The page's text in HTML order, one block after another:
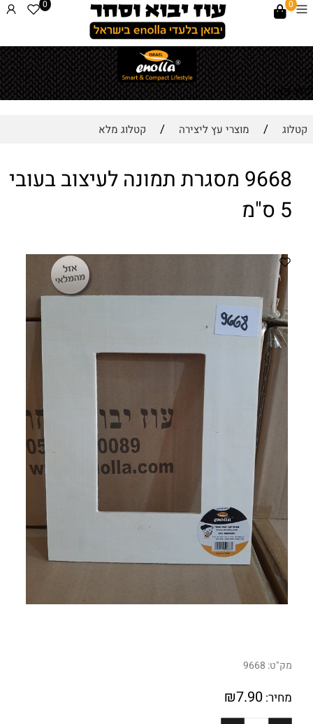
לחץ כאן
0
0
קטלוג / מוצרי עץ ליצירה / קטלוג מלא
9668 מסגרת תמונה לעיצוב בעובי
5 ס"מ
מק"ט: 9668
מחיר: ₪7.90